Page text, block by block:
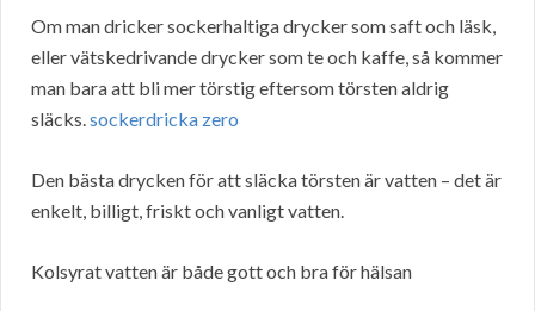
Om man dricker sockerhaltiga drycker som saft och läsk,
eller vätskedrivande drycker som te och kaffe, så kommer
man bara att bli mer törstig eftersom törsten aldrig
släcks.sockerdricka zero
Den bästa drycken för att släcka törsten är vatten – det är
enkelt, billigt, friskt och vanligt vatten.
Kolsyrat vatten är både gott och bra för hälsan